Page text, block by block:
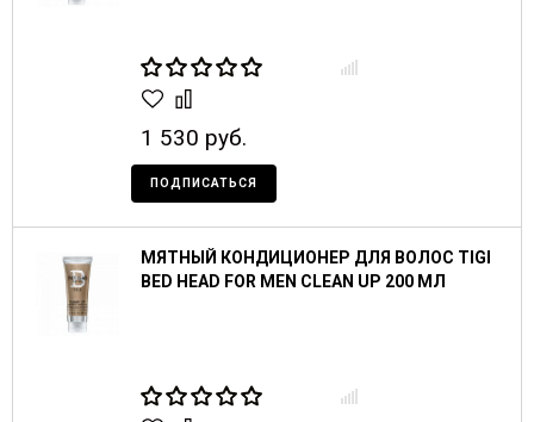
1 530 руб.
ПОДПИСАТЬСЯ
МЯТНЫЙ КОНДИЦИОНЕР ДЛЯ ВОЛОС TIGI
BED HEAD FOR MEN CLEAN UP 200 МЛ